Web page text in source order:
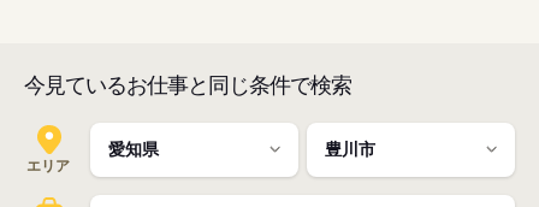
今見ているお仕事と同じ条件で検索
エリア